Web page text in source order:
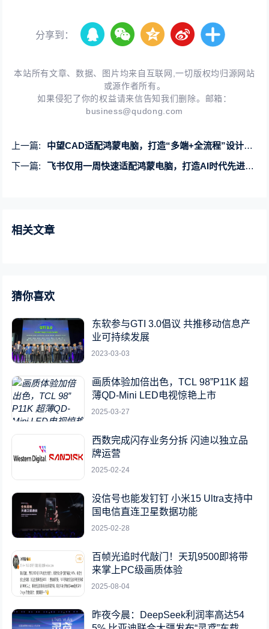
分享到：
本站所有文章、数据、图片均来自互联网,一切版权均归源网站
或源作者所有。
如果侵犯了你的权益请来信告知我们删除。邮箱：
business@qudong.com
上一篇:
中望CAD适配鸿蒙电脑，打造“多端+全流程”设计行业全场景方案
下一篇:
飞书仅用一周快速适配鸿蒙电脑，打造AI时代先进的生产力平台
相关文章
猜你喜欢
东软参与GTI 3.0倡议 共推移动信息产
业可持续发展
2023-03-03
画质体验加倍出色，TCL 98”P11K 超
薄QD-Mini LED电视惊艳上市
2025-03-27
西数完成闪存业务分拆 闪迪以独立品
牌运营
2025-02-24
没信号也能发钉钉 小米15 Ultra支持中
国电信直连卫星数据功能
2025-02-28
百帧光追时代敲门！天玑9500即将带
来掌上PC级画质体验
2025-08-04
昨夜今晨：DeepSeek利润率高达54